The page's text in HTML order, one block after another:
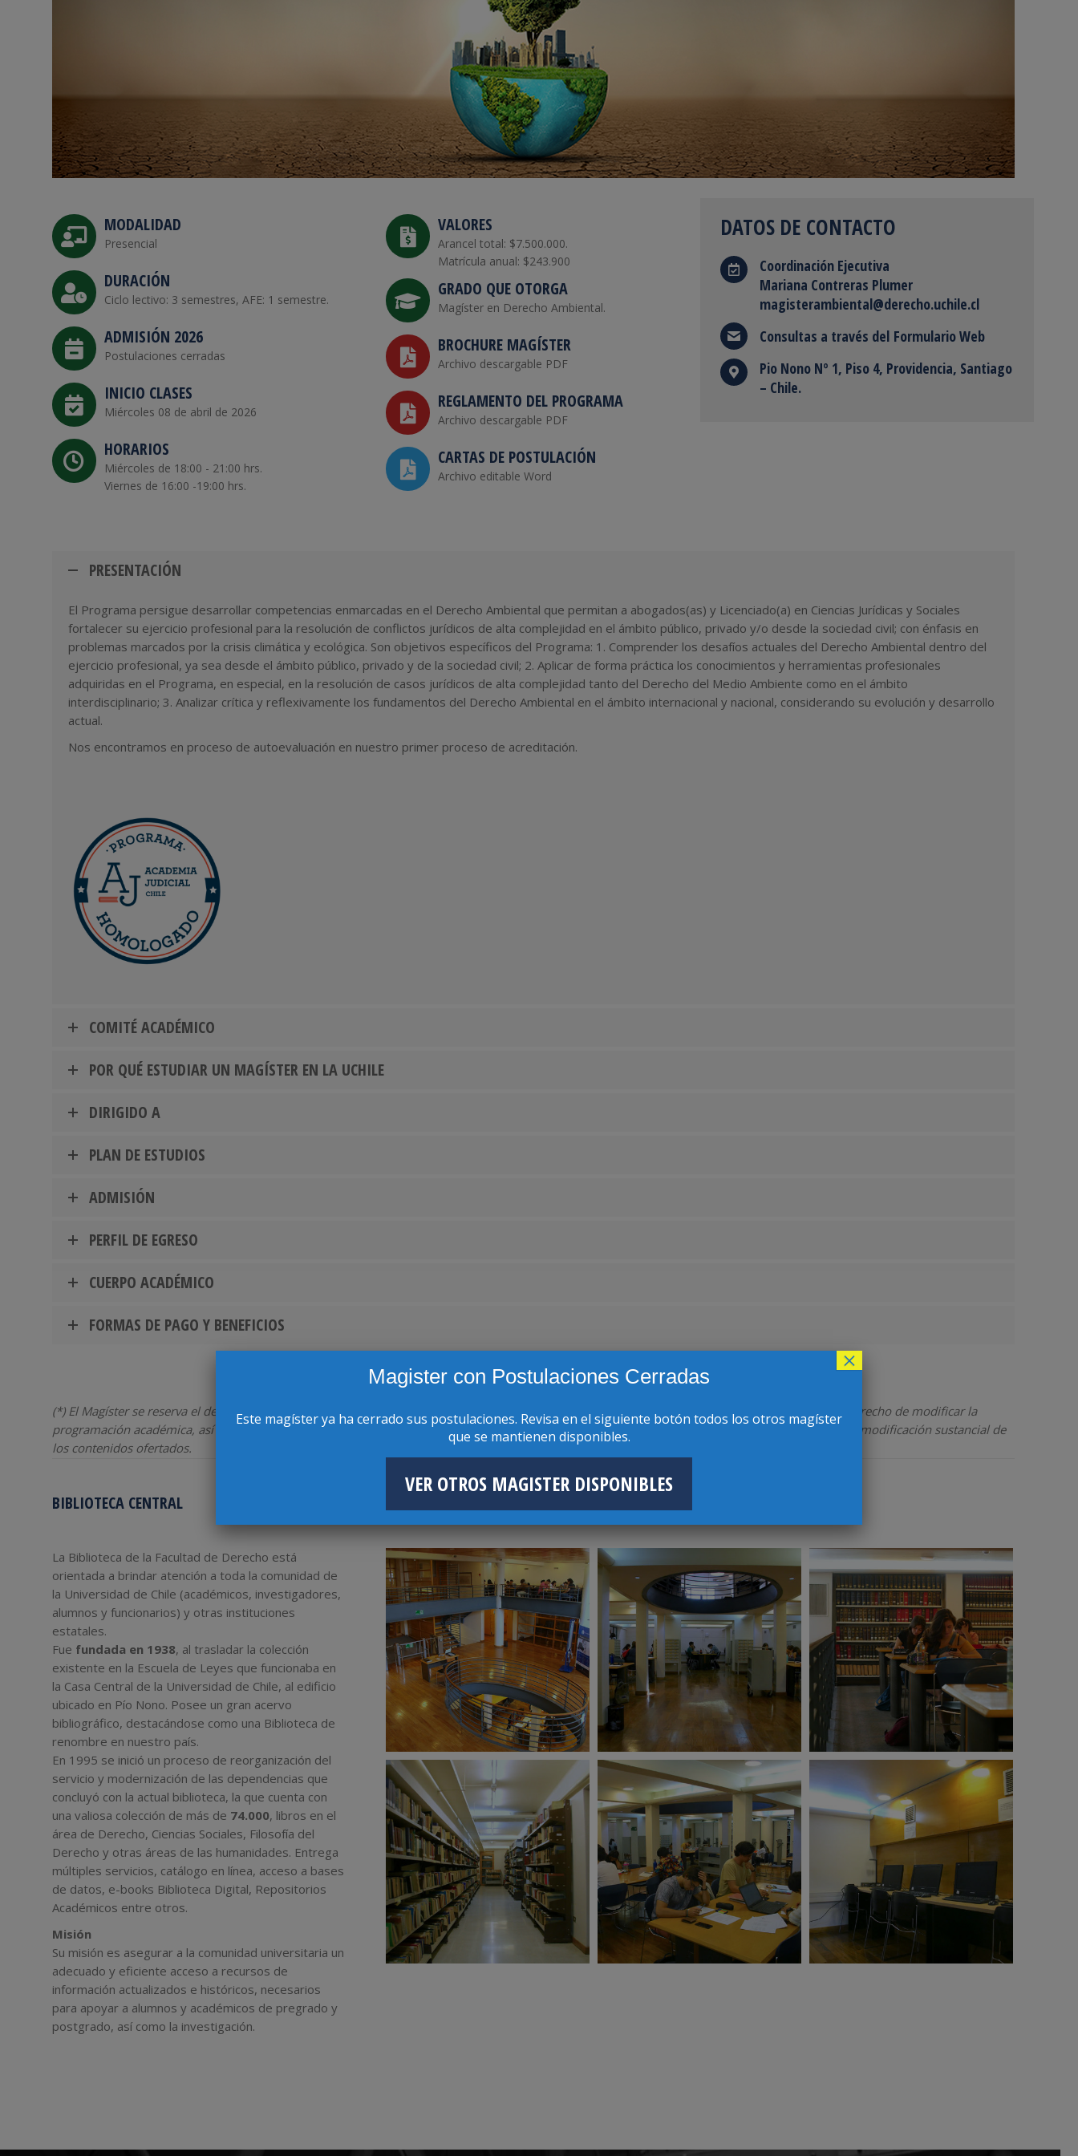
MODALIDAD
Presencial
DURACIÓN
Ciclo lectivo: 3 semestres, AFE: 1 semestre.
ADMISIÓN 2026
Postulaciones cerradas
INICIO CLASES
Miércoles 08 de abril de 2026
HORARIOS
Miércoles de 18:00 - 21:00 hrs.
Viernes de 16:00 -19:00 hrs.
VALORES
Arancel total: $7.500.000.
Matrícula anual: $243.900
GRADO QUE OTORGA
Magíster en Derecho Ambiental.
BROCHURE MAGÍSTER
Archivo descargable PDF
REGLAMENTO DEL PROGRAMA
Archivo descargable PDF
CARTAS DE POSTULACIÓN
Archivo editable Word
DATOS DE CONTACTO
Coordinación Ejecutiva
Mariana Contreras Plumer
magisterambiental@derecho.uchile.cl
Consultas a través del Formulario Web
Pio Nono Nº 1, Piso 4, Providencia, Santiago
– Chile.
PRESENTACIÓN
El Programa persigue desarrollar competencias enmarcadas en el Derecho Ambiental que permitan a abogados(as) y Licenciado(a) en Ciencias Jurídicas y Sociales
fortalecer su ejercicio profesional para la resolución de conflictos jurídicos de alta complejidad en el ámbito público, privado y/o desde la sociedad civil; con énfasis en
problemas marcados por la crisis climática y ecológica. Son objetivos específicos del Programa: 1. Comprender los desafíos actuales del Derecho Ambiental dentro del
ejercicio profesional, ya sea desde el ámbito público, privado y de la sociedad civil; 2. Aplicar de forma práctica los conocimientos y herramientas profesionales
adquiridas en el Programa, en especial, en la resolución de casos jurídicos de alta complejidad tanto del Derecho del Medio Ambiente como en el ámbito
interdisciplinario; 3. Analizar crítica y reflexivamente los fundamentos del Derecho Ambiental en el ámbito internacional y nacional, considerando su evolución y desarrollo
actual.
Nos encontramos en proceso de autoevaluación en nuestro primer proceso de acreditación.
COMITÉ ACADÉMICO
POR QUÉ ESTUDIAR UN MAGÍSTER EN LA UCHILE
DIRIGIDO A
PLAN DE ESTUDIOS
ADMISIÓN
PERFIL DE EGRESO
CUERPO ACADÉMICO
FORMAS DE PAGO Y BENEFICIOS
(*) El Magíster se reserva el derecho de suspender su impartición si no cuenta con el mínimo de estudiantes requeridos. Asimismo, se reserva el derecho de modificar la
programación académica, así como el cuerpo académico a cargo de impartirla, dando previo aviso a los(as) estudiantes, sin que esto implique una modificación sustancial de
los contenidos ofertados.
BIBLIOTECA CENTRAL
La Biblioteca de la Facultad de Derecho está
orientada a brindar atención a toda la comunidad de
la Universidad de Chile (académicos, investigadores,
alumnos y funcionarios) y otras instituciones
estatales.
Fue fundada en 1938, al trasladar la colección
existente en la Escuela de Leyes que funcionaba en
la Casa Central de la Universidad de Chile, al edificio
ubicado en Pío Nono. Posee un gran acervo
bibliográfico, destacándose como una Biblioteca de
renombre en nuestro país.
En 1995 se inició un proceso de reorganización del
servicio y modernización de las dependencias que
concluyó con la actual biblioteca, la que cuenta con
una valiosa colección de más de 74.000, libros en el
área de Derecho, Ciencias Sociales, Filosofía del
Derecho y otras áreas de las humanidades. Entrega
múltiples servicios, catálogo en línea, acceso a bases
de datos, e-books Biblioteca Digital, Repositorios
Académicos entre otros.
Misión
Su misión es asegurar a la comunidad universitaria un
adecuado y eficiente acceso a recursos de
información actualizados e históricos, necesarios
para apoyar a alumnos y académicos de pregrado y
postgrado, así como la investigación.
Magister con Postulaciones Cerradas
Este magíster ya ha cerrado sus postulaciones. Revisa en el siguiente botón todos los otros magíster
que se mantienen disponibles.
VER OTROS MAGISTER DISPONIBLES
×